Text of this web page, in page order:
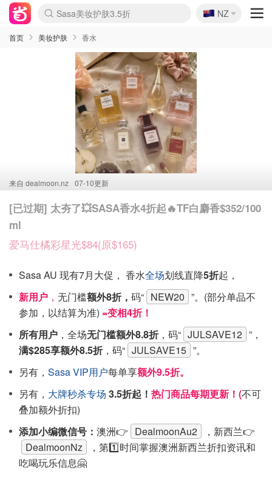
lululemon折扣上新
Sasa美妆护肤3.5折
SSENSE年中2.5折
FreshBeauty好价汇总
Cettire降价+叠9折
WWS Coles超市实拍
viagogo二手票捡漏
Myer超级周末
The Outnet奢牌1折起
David Jones 3折起
Flannels大牌1折
Perfumes Club护肤1折
AMIRO面罩$251
Amazon折扣汇总
eToro入金$200送$50
Amazon数码好物
ICONIC本周7.5折
ThedoubleF高奢地板价
Moose Knuckles 6折
丝芙兰5折起
EUFY摄像头$98
Selenichast首饰2折
Trip机票酒店促销
YSL送5件彩妆礼
Amazon家居好物
Amazon美妆护肤
雅漾大喷$8
过敏原检测盒$33
伊索独家赠50ml沐浴露
科颜氏高保湿面霜$29
SEALIFE海洋馆门票6折
丝塔芙大白罐$16
订阅Newsletter送香薰
Cult Beauty 6.8折
Harrods圣诞日历$525
LN-CC奢牌私促3折
d'Alba空姐喷雾$16
EVE LOM套装£56
Bernardelli独家4折
Adore Beauty 6折起
CT圣诞日历
Mytheresa奢品2.7折
Luxury Escapes 9折
Currentbody美容仪$881
MOON Garden Live
Roborock扫地机$649
Tingo Life水杯$24
Valentino官网5折
CR洗护套装$23
修丽可4件套$159
Myer彩妆2件7折
GANNI官网4.5折
Stylevana韩妆4折
Tessabit高奢8.5折
OGX洗发水$11
Amazon阿德莱德次日达
卡诗8.5折+赠礼
Philips Hue灯具8折
🇳🇿
NZ
首页 美妆护肤 香水
来自 dealmoon.nz 07-10更新
[已过期] 太夯了💥SASA香水4折起🔥TF白麝香$352/100
ml
爱马仕橘彩星光$84(原$165)
Sasa AU 现有7月大促， 香水全场划线直降5折起，
新用户 ， 无门槛额外8折， 码“ NEW20 ”。(部分单品不
参加，以结算为准) =变相4折！
所有用户 ， 全场无门槛额外8.8折 ，码“ JULSAVE12 ”，
满$285享额外8.5折 ，码“ JULSAVE15 ”。
另有， Sasa VIP用户每单享额外9.5折。
另有， 大牌秒杀专场 3.5折起！ 热门商品每期更新！(不可
叠加额外折扣)
添加小编微信号： 澳洲👉 DealmoonAu2
，新西兰👉
DealmoonNz
，第1️⃣时间掌握澳洲新西兰折扣资讯和
吃喝玩乐信息🤗